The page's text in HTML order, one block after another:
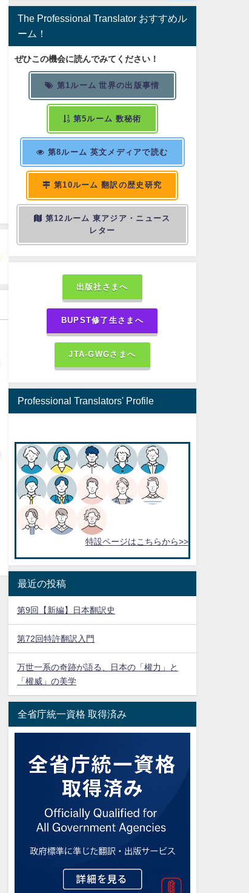
The Professional Translator おすすめル
ーム！
ぜひこの機会に読んでみてください！
第1ルーム 世界の出版事情
第5ルーム 数秘術
第8ルーム 英文メディアで読む
第10ルーム 翻訳の歴史研究
第12ルーム 東アジア・ニュース
レター
出版社さまへ
BUPST修了生さまへ
JTA-GWGさまへ
Professional Translators' Profile
特設ページはこちらから>>
最近の投稿
第9回【新編】日本翻訳史
第72回特許翻訳入門
万世一系の奇跡が語る、日本の「權力」と
「權威」の美学
全省庁統一資格 取得済み